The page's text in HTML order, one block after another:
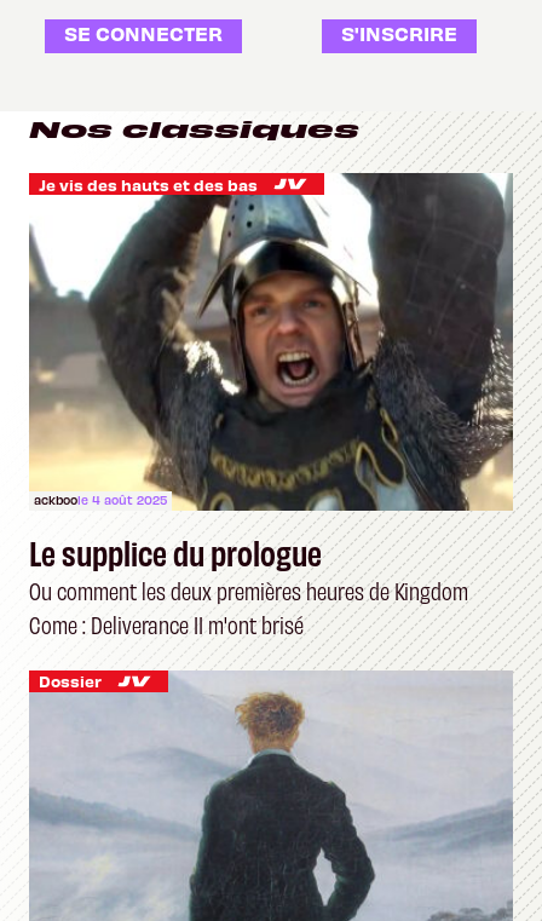
SE CONNECTER S'INSCRIRE
Nos classiques
Je vis des hauts et des bas
ackboole 4 août 2025
Le supplice du prologue
Ou comment les deux premières heures de Kingdom
Come : Deliverance II m'ont brisé
Dossier